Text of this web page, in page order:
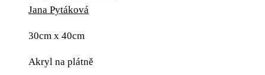
Jana Pytáková
30cm x 40cm
Akryl na plátně